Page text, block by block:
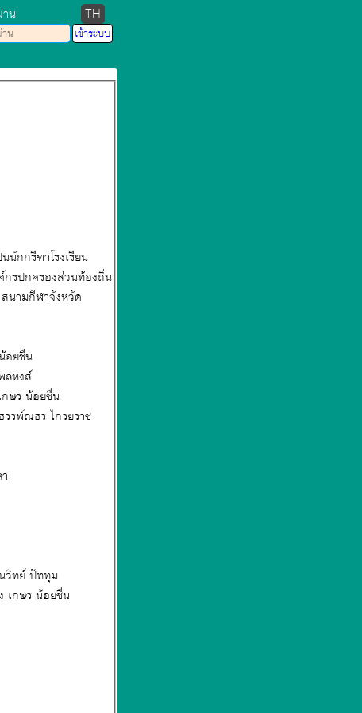
น TH
นักกรีฑาโรงเรียน
กรปกครองส่วนท้องถิ่น
วิ่ง 400 เมตร รุ่นอายุ 18 ปี หญิง เกษร น้อยชื่น
รุ่นอายุ 18 ปี ชาย ภานุวัฒน์ พลหงส์
เมตร รุ่นอายุ 16 ปี ชาย ธรรพ์ณธร ไกรยราช - วิ่ง 1,500 เมตร รุ่นอายุ 18 ปี หญิง เกษร น้อยชื่น
ปี ชาย ธรรพ์ณธร ไกรยราช
า
- วิ่ง 1,500 เมตร รุ่นอายุ 16 ปี หญิง เนตรนภา งามเลิศ - วิ่ง 1,500 เมตร รุ่นอายุ 18 ปี ชาย เจนวิทย์ ปัททุม
เกษร น้อยชื่น